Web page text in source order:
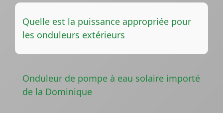
Quelle est la puissance appropriée pour
les onduleurs extérieurs
Onduleur de pompe à eau solaire importé
de la Dominique